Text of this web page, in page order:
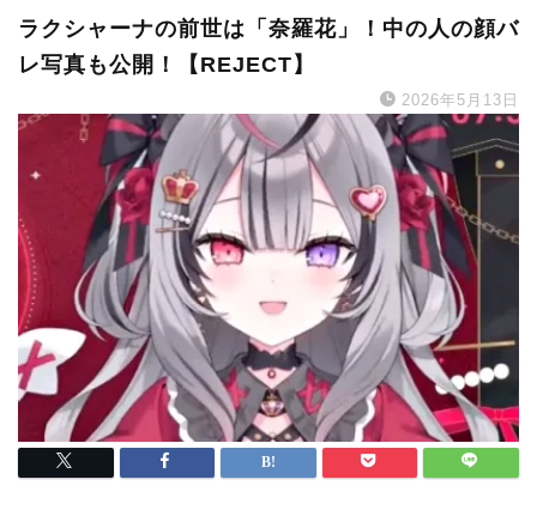
ラクシャーナの前世は「奈羅花」！中の人の顔バ
レ写真も公開！【REJECT】
2026年5月13日